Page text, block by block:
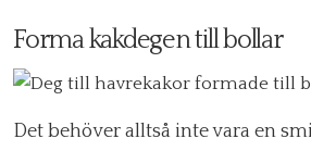
Forma kakdegen till bollar
Det behöver alltså inte vara en